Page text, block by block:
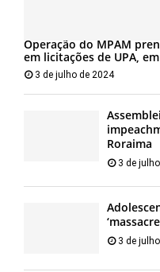
Operação do MPAM
em licitações de UPA,
3 de julho de 2024
Roraima
3 de
3 de